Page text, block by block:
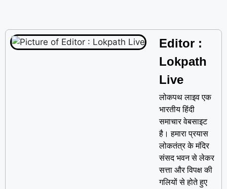
Editor :
Lokpath
Live
लोकपथ लाइव एक
भारतीय हिंदी
समाचार वेबसाइट
है। हमारा प्रयास
लोकतंत्र के मंदिर
संसद भवन से लेकर
सत्ता और विपक्ष की
गलियों से होते हुए